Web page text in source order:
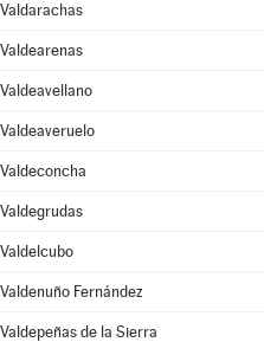
Valdarachas
Valdearenas
Valdeavellano
Valdeaveruelo
Valdeconcha
Valdegrudas
Valdelcubo
Valdenuño Fernández
Valdepeñas de la Sierra